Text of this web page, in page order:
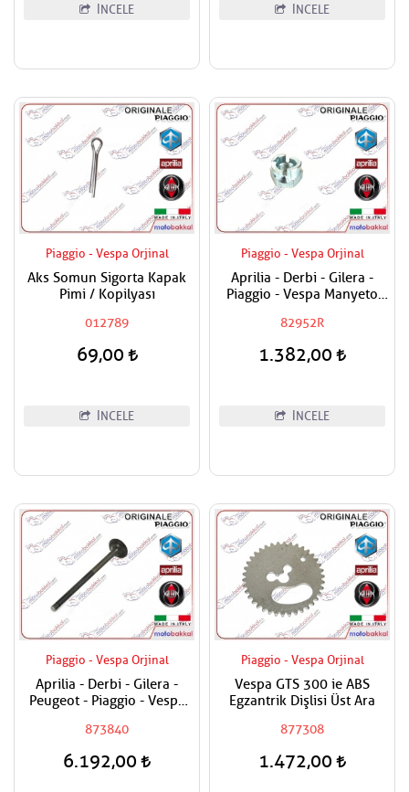
İNCELE İNCELE
Piaggio - Vespa Orjinal
Aks Somun Sigorta Kapak
Pimi / Kopilyası
012789
69,00
İNCELE
Piaggio - Vespa Orjinal
Aprilia - Derbi - Gilera -
Piaggio - Vespa Manyeto
82952R
1.382,00
İNCELE
Piaggio - Vespa Orjinal
Aprilia - Derbi - Gilera -
Peugeot - Piaggio - Vespa
Adet Fiyat
873840
6.192,00
Piaggio - Vespa Orjinal
Vespa GTS 300 ie ABS
Egzantrik Dişlisi Üst Ara
877308
1.472,00